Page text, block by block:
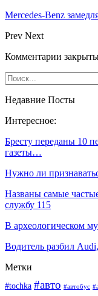
Mercedes-Benz
Prev Next
Комментарии
Недавние Посты
Интересное:
Бресту переданы 10
газеты…
Нужно ли
Названы самые
службу 115
В археологическом
Водитель разбил
Метки
#tochka #авто #автобус